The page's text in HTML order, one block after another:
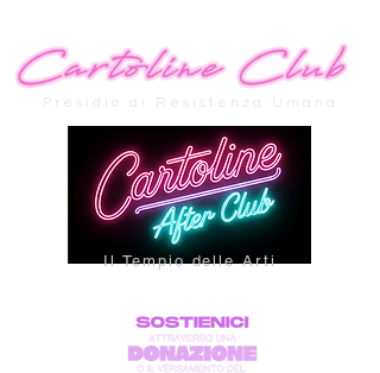
Presidio di Resistenza Umana
Il Tempio delle Arti